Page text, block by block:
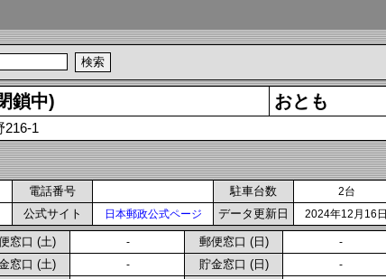
鎖中) おとも
216-1
電話番号 駐車台数 2台
公式サイト 日本郵政公式ページ データ更新日 2024年12月16日
窓口 (土) - 郵便窓口 (日) -
窓口 (土) - 貯金窓口 (日) -